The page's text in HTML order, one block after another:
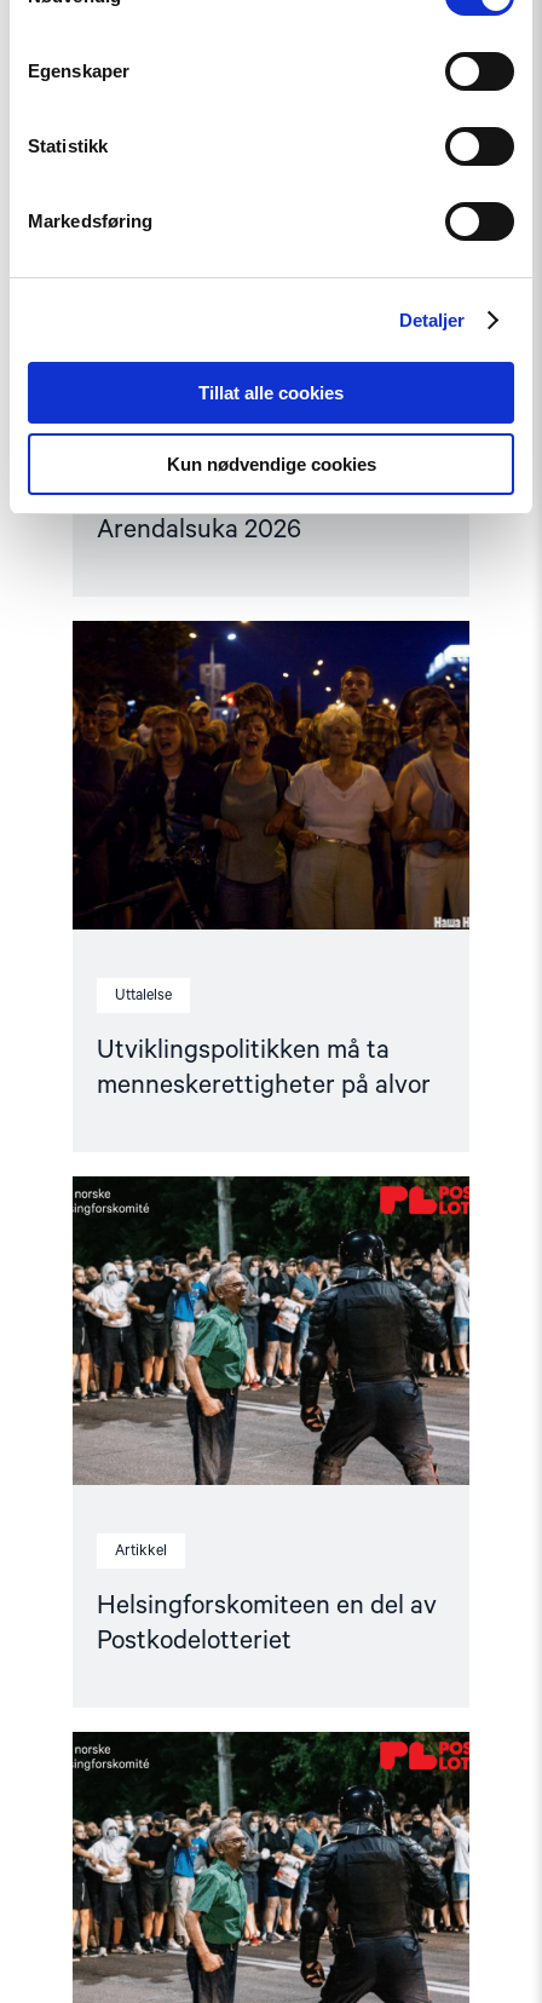
Egenskaper
Statistikk
Markedsføring
Detaljer
Tillat alle cookies
Kun nødvendige cookies
Nyhet
Møt Helsingforskomiteen på
Arendalsuka 2026
Uttalelse
Utviklingspolitikken må ta
menneskerettigheter på alvor
"Utviklingspolitikken
må
ta
menneskerettigheter
på
alvor"
Artikkel
Helsingforskomiteen en del av
Postkodelotteriet
Read
article
"Helsingforskomiteen
en
del
av
Postkodelotteriet"
Read
article
"Sammen
for
en
bedre
verden
–
med
støtte
fra
Postkodelotteriet"